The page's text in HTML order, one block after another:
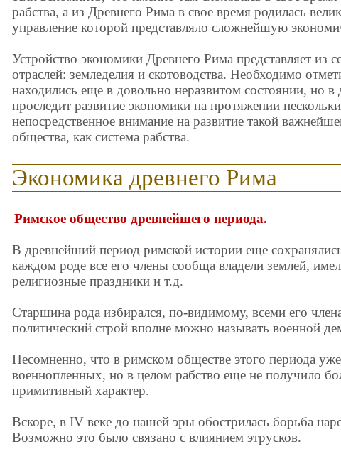
рабства, а из Древнего Рима в свое время родилась
управление которой представляло сложнейшую
Устройство экономики Древнего Рима представляет из
отраслей: земледелия и скотоводства. Необходимо
находились еще в довольно неразвитом состоянии, но в
проследит развитие экономики на протяжении
непосредственное внимание на развитие такой
общества, как система рабства.
Экономика древнего Рима
Римское общество древнейшего периода.
В древнейший период римской истории еще
каждом роде все его члены сообща владели землей,
религиозные праздники и т.д.
Старшина рода избирался, по-видимому, всеми его
политический строй вполне можно называть военной
Несомненно, что в римском обществе этого периода
военнопленных, но в целом рабство еще не получило
примитивный характер.
Вскоре, в IV веке до нашей эры обострилась борьба
Возможно это было связано с влиянием этрусков.